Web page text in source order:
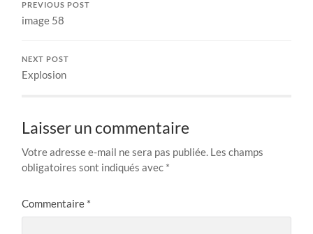
PREVIOUS POST
image 58
NEXT POST
Explosion
Laisser un commentaire
Votre adresse e-mail ne sera pas publiée. Les champs
obligatoires sont indiqués avec *
Commentaire *